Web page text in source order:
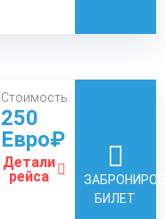
Стоимость:
250
Евро₽
Детали
рейса
БИЛЕТ